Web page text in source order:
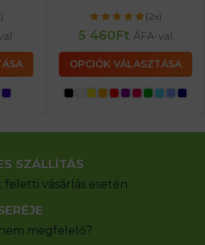
(2x)
5 460Ft ÁFA-val
OPCIÓK VÁLASZTÁSA
SZÁLLÍTÁS
feletti vásárlás esetén
megfelelő?